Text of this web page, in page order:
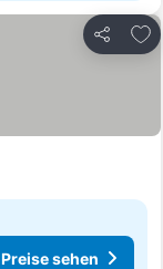
Teilen
Zu
Preise sehen